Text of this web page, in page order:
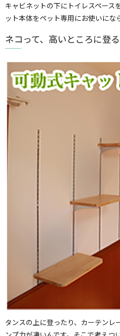
キャビネットの下にトイレスペース
ット本体をペット専用にお使いにな
ネコって、高いところに登
タンスの上に登ったり、カーテンレ